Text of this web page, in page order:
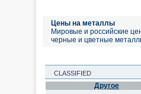
Цены на металлы
Мировые и российские
черные и цветные
CLASSIFIED
Другое